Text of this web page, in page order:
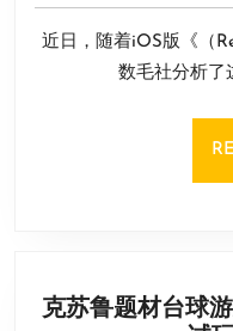
月
10
日
近日，随着iOS版《（
数毛社分析了
克苏鲁题材台球